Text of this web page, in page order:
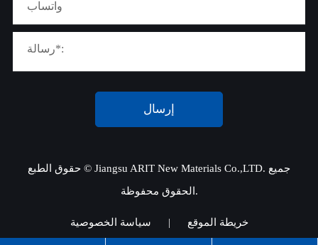
إرسال
حقوق الطبع © Jiangsu ARIT New Materials Co.,LTD. جميع
الحقوق محفوظة.
خريطة الموقع | سياسة الخصوصية